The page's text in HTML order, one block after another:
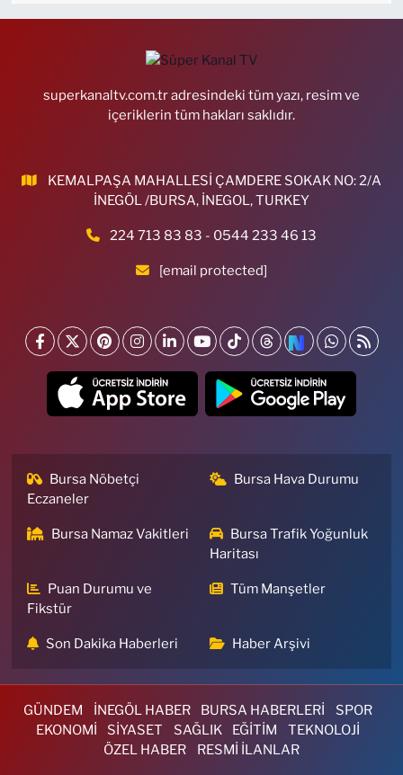
superkanaltv.com.tr adresindeki tüm yazı, resim ve
içeriklerin tüm hakları saklıdır.
KEMALPAŞA MAHALLESİ ÇAMDERE SOKAK NO: 2/A
İNEGÖL /BURSA, İNEGOL, TURKEY
224 713 83 83 - 0544 233 46 13
[email protected]
Bursa Nöbetçi
Eczaneler
Bursa Hava Durumu
Bursa Namaz Vakitleri
Bursa Trafik Yoğunluk
Haritası
Puan Durumu ve
Fikstür
Tüm Manşetler
Son Dakika Haberleri Haber Arşivi
GÜNDEM İNEGÖL HABER BURSA HABERLERİ
SPOR
EKONOMİ
SİYASET SAĞLIK EĞİTİM
TEKNOLOJİ
ÖZEL HABER
RESMİ İLANLAR